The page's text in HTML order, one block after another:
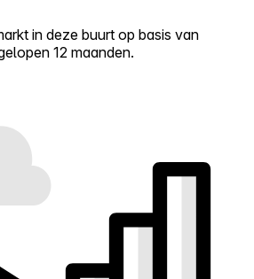
in deze buurt op basis van
12 maanden.